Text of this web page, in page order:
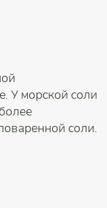
У морской соли
соли.